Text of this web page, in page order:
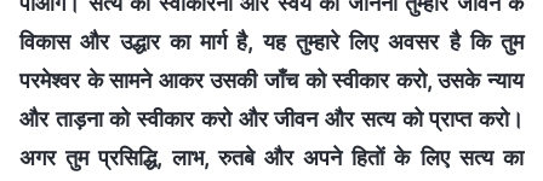
विकास और उद्धार का मार्ग है, यह तुम्हारे लिए अवसर है कि तुम
परमेश्वर के सामने आकर उसकी जाँच को स्वीकार करो, उसके न्याय
और ताड़ना को स्वीकार करो और जीवन और सत्य को प्राप्त करो।
अगर तुम प्रसिद्धि, लाभ, रुतबे और अपने हितों के लिए सत्य का